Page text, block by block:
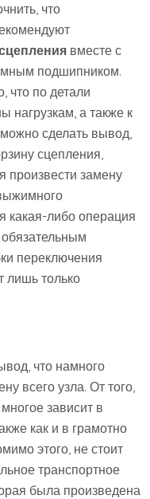
что
вместе с
подшипником.
что по детали
нагрузкам, а также к
сделать вывод,
сцепления,
произвести замену
какая-либо операция
переключения
лишь только
что намного
всего узла. От того,
зависит в
как и в грамотно
этого, не стоит
транспортное
была произведена